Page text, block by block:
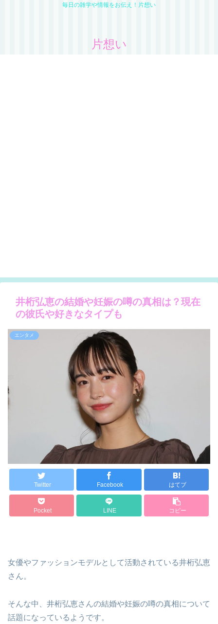
毎日の雑学や情報をお伝え！片想い
片想い
井桁弘恵の結婚や妊娠の噂の真相は？現在
の彼氏や好きなタイプも
エンタメ
Twitter Facebook はてブ
Pocket LINE コピー
女優やファッションモデルとして活動されている井桁弘恵
さん。
そんな中、井桁弘恵さんの結婚や妊娠の噂の真相について
話題になっているようです。